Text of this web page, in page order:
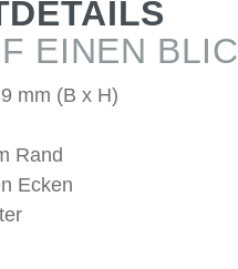
EINEN
mm (B x H)
Rand
Ecken